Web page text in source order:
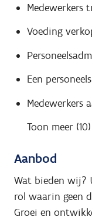
Medewerkers
Voeding
Een
Medewerkers
Toon meer (10)
Aanbod
Wat bieden wij?
rol waarin geen
Groei en